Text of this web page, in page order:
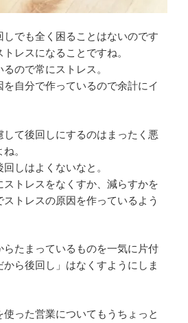
しでも全く困ることはないのです
レスになることですね。
ので常にストレス。
を自分で作っているので余計にイ
て後回しにするのはまったく悪
。
しはよくないなと。
トレスをなくすか、減らすかを
トレスの原因を作っているよう
たまっているものを一気に片付
ら後回し」はなくすようにしま
った営業についてもうちょっと